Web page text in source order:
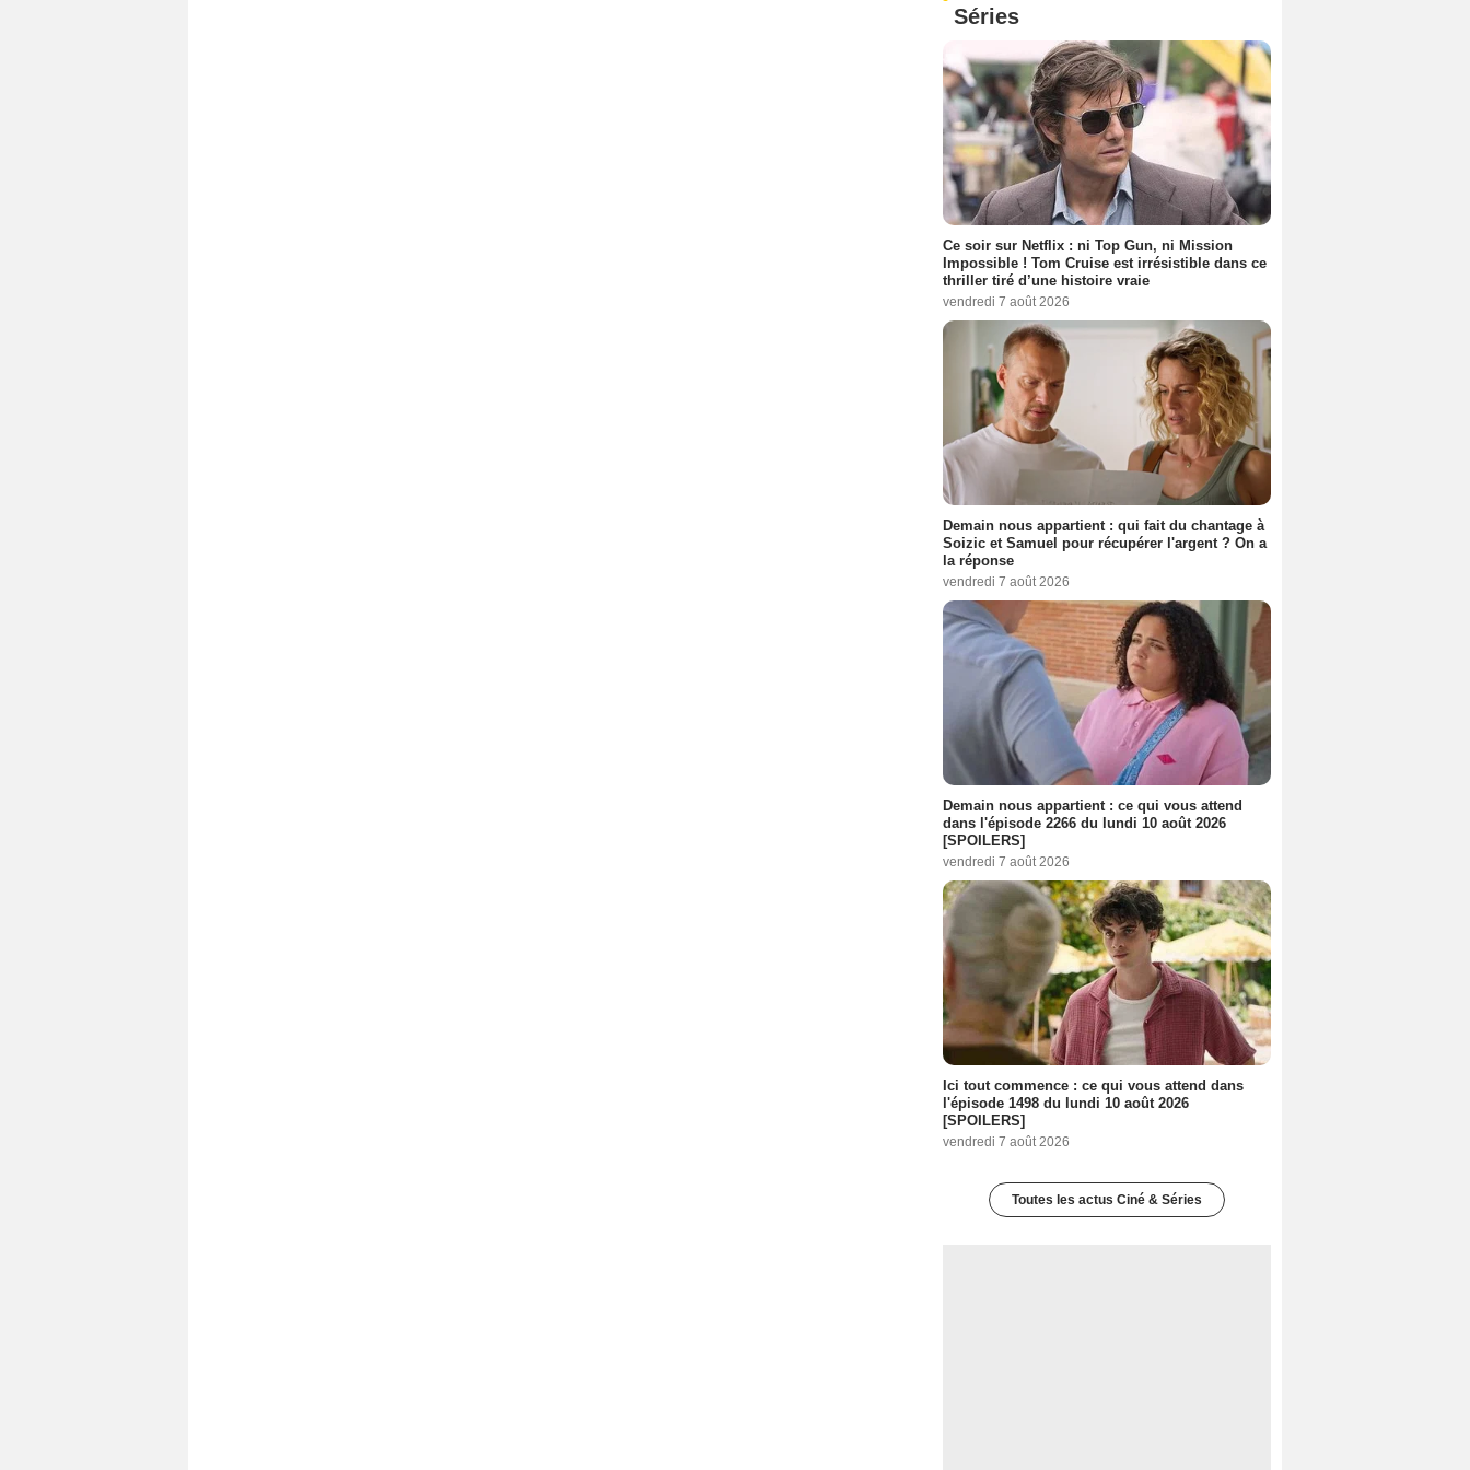
Séries
Ce soir sur Netflix : ni Top Gun, ni Mission
Impossible ! Tom Cruise est irrésistible dans ce
thriller tiré d’une histoire vraie
vendredi 7 août 2026
Demain nous appartient : qui fait du chantage à
Soizic et Samuel pour récupérer l'argent ? On a
la réponse
vendredi 7 août 2026
Demain nous appartient : ce qui vous attend
dans l'épisode 2266 du lundi 10 août 2026
[SPOILERS]
vendredi 7 août 2026
Ici tout commence : ce qui vous attend dans
l'épisode 1498 du lundi 10 août 2026
[SPOILERS]
vendredi 7 août 2026
Toutes les actus Ciné & Séries